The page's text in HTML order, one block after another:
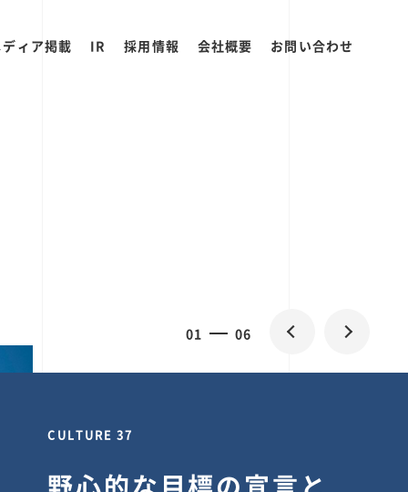
ィア掲載 IR 採用情報 会社概要 お問い合わせ
0 06